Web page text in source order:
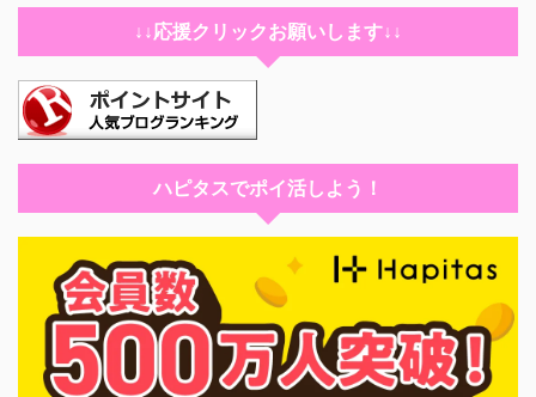
↓↓応援クリックお願いします↓↓
ハピタスでポイ活しよう！